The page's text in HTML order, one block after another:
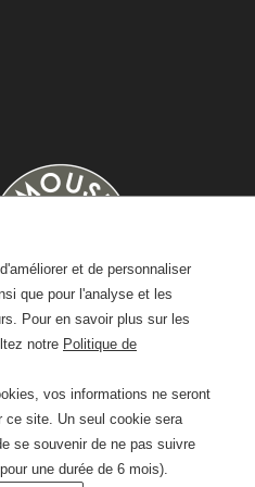
et de personnaliser
que pour l'analyse et les
Pour en savoir plus sur les
notre Politique de
vos informations ne seront
site. Un seul cookie sera
se souvenir de ne pas suivre
une durée de 6 mois).